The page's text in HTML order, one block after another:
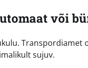
või
sujuv.